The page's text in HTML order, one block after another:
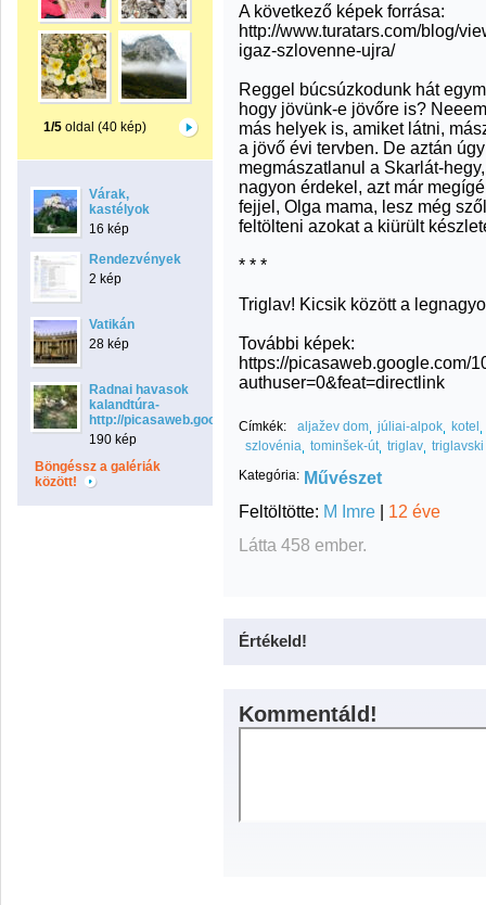
1/5oldal (40 kép)
Várak,
kastélyok
16 kép
Rendezvények
2 kép
Vatikán
28 kép
Radnai havasok
kalandtúra-
http://picasaweb.google.com/gethe.laszlo/RadnaiHavasok
190 kép
Böngéssz a galériák
között!
A következő képek forrása:
http://www.turatars.com/blog/
igaz-szlovenne-ujra/
Reggel búcsúzkodunk hát
hogy jövünk-e jövőre is?
más helyek is, amiket látni,
a jövő évi tervben. De aztán
megmászatlanul a Skarlát-
nagyon érdekel, azt már
fejjel, Olga mama, lesz még
feltölteni azokat a kiürült
* * *
Triglav! Kicsik között a
További képek:
https://picasaweb.google.com/
authuser=0&feat=directlink
Címkék: aljažev dom júliai-alpok
kotel
szlovénia tominšek-út triglav
Kategória: Művészet
Feltöltötte: M Imre | 12 éve
Látta 458 ember.
Értékeld!
Kommentáld!